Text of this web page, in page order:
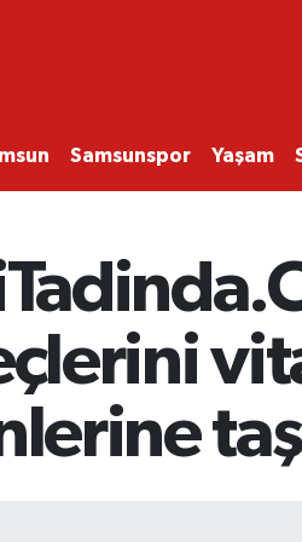
Samsunspor Yaşam